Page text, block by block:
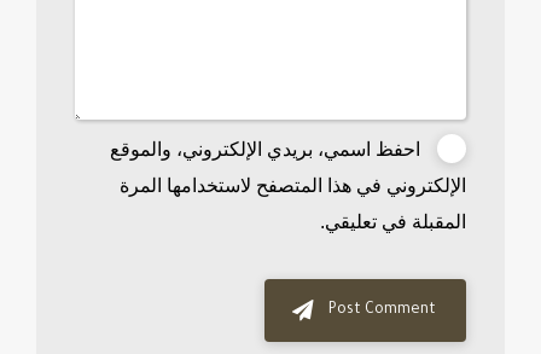
احفظ اسمي، بريدي الإلكتروني، والموقع
الإلكتروني في هذا المتصفح لاستخدامها المرة
المقبلة في تعليقي.
Post Comment